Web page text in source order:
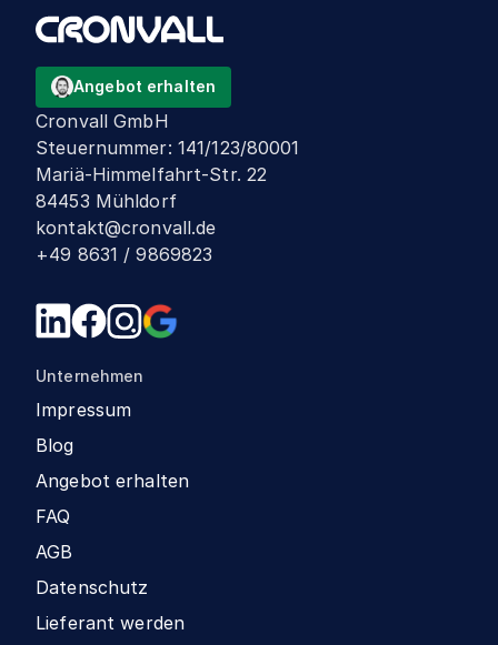
Angebot erhalten
Cronvall GmbH
Steuernummer: 141/123/80001
Mariä-Himmelfahrt-Str. 22
84453 Mühldorf
kontakt@cronvall.de
+49 8631 / 9869823
Unternehmen
Impressum
Blog
Angebot erhalten
FAQ
AGB
Datenschutz
Lieferant werden